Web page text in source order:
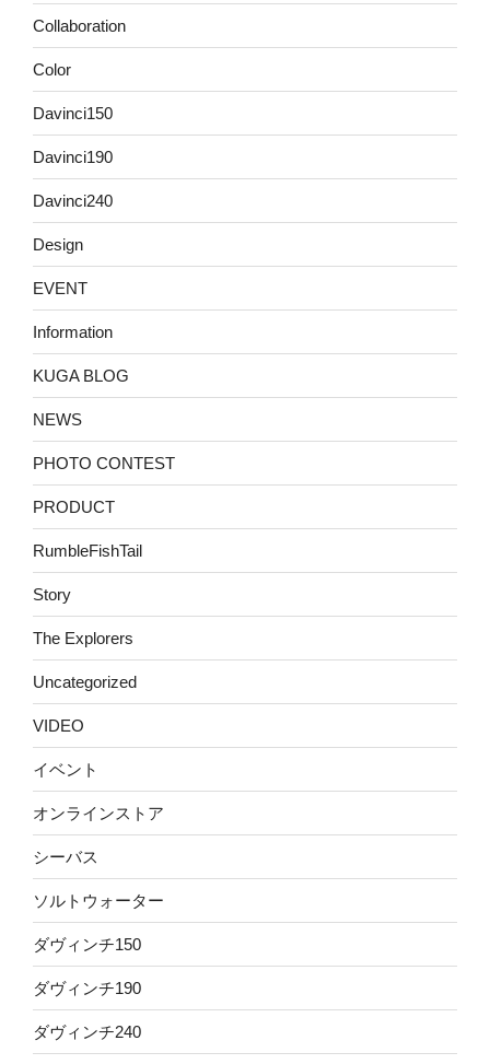
Collaboration
Color
Davinci150
Davinci190
Davinci240
Design
EVENT
Information
KUGA BLOG
NEWS
PHOTO CONTEST
PRODUCT
RumbleFishTail
Story
The Explorers
Uncategorized
VIDEO
イベント
オンラインストア
シーバス
ソルトウォーター
ダヴィンチ150
ダヴィンチ190
ダヴィンチ240